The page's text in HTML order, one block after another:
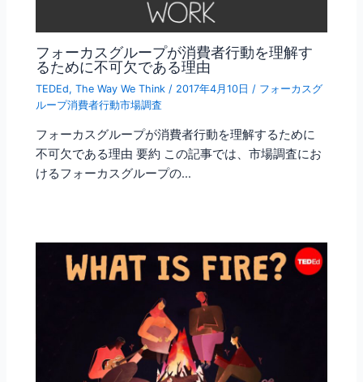
フォーカスグループが消費者行動を理解す
るために不可欠である理由
TEDEd,The Way We Think / 2017年4月10日 / フォーカスグ
ループ消費者行動市場調査
フォーカスグループが消費者行動を理解するために
不可欠である理由 要約 この記事では、市場調査にお
けるフォーカスグループの…